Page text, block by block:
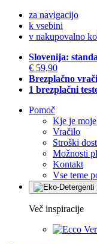
za navigacijo
k vsebini
v nakupovalno
Slovenija:
€ 59,90
Brezplačno
1 brezplačni
Pomoč
Kje je
Vračilo
Stroški
Možnosti
Kontakt
Vse teme
Več inspiracije